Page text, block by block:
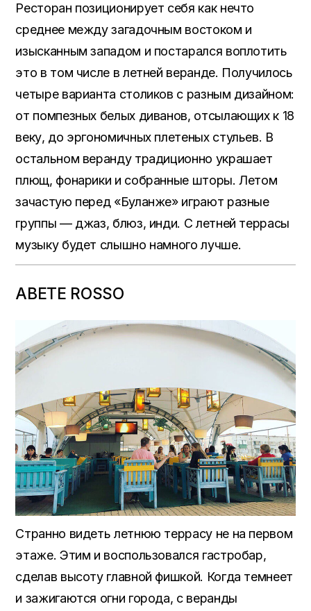
Ресторан позиционирует себя как нечто
среднее между загадочным востоком и
изысканным западом и постарался воплотить
это в том числе в летней веранде. Получилось
четыре варианта столиков с разным дизайном:
от помпезных белых диванов, отсылающих к 18
веку, до эргономичных плетеных стульев. В
остальном веранду традиционно украшает
плющ, фонарики и собранные шторы. Летом
зачастую перед «Буланже» играют разные
группы — джаз, блюз, инди. С летней террасы
музыку будет слышно намного лучше.
ABETE ROSSO
Странно видеть летнюю террасу не на первом
этаже. Этим и воспользовался гастробар,
сделав высоту главной фишкой. Когда темнеет
и зажигаются огни города, с веранды